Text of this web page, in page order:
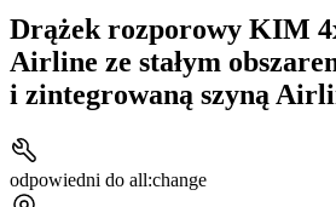
Drążek rozporowy KIM
Airline ze stałym
i zintegrowaną szyną
odpowiedni do all:change